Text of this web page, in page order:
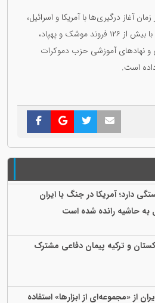
آغاز درگیری‌ها با آمریکا و اسرائیل،
جمهوری اسلامی ایران تاکنون با بیش از ۱۲۶ فروند موشک و پهپاد،
و نهادهای آموزشی حزب دموکرات
است.
دارد؛ آمریکا در جنگ با ایران
به حاشیه رانده شده است
و ترکیه پیمان دفاعی مشترک
از «مجموعه‌ای از ابزارها» استفاده